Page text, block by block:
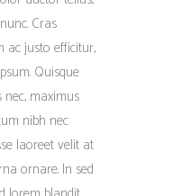
Cras
ac justo efficitur,
Quisque
maximus
nibh nec
laoreet velit at
ornare. In sed